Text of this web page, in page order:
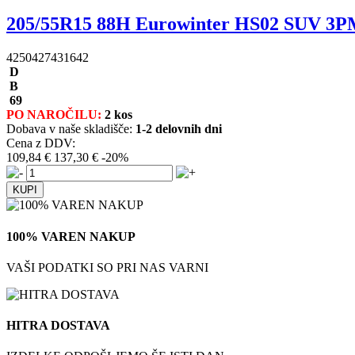
205/55R15 88H Eurowinter HS02 SUV
4250427431642
D
B
69
PO NAROČILU: 2 kos
Dobava v naše skladišče: 1-2 delovnih dni
Cena z DDV:
109,84 € 137,30 € -20%
100% VAREN NAKUP
VAŠI PODATKI SO PRI NAS VARNI
HITRA DOSTAVA